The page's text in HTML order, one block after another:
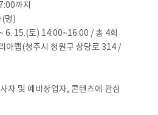
까지
(명)
6. 15.(토) 14:00~16:00 / 총 4회
아랩(청주시 청원구 상당로 314 /
자 및 예비창업자, 콘텐츠에 관심